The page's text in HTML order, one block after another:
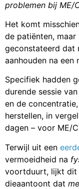
problemen bij ME/
Het komt
de patiënten, maar
geconstateerd dat
aanhouden na een
Specifiek hadden
durende sessie
en de
herstellen, in
dagen – voor ME/
Terwijl uit een
vermoeidheid na
voortduurt, lijkt dit
dieaantoont dat